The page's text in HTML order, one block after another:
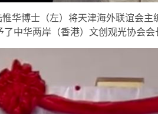
华博士（左）将天津海外联谊会
了中华两岸（香港）文创观光协会